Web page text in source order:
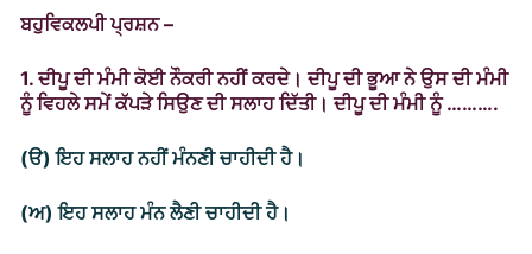
ਬਹੁਵਿਕਲਪੀ ਪ੍ਰਸ਼ਨ –
1. ਦੀਪੂ ਦੀ ਮੰਮੀ ਕੋਈ ਨੌਕਰੀ ਨਹੀਂ ਕਰਦੇ। ਦੀਪੂ ਦੀ ਭੂਆ ਨੇ ਉਸ ਦੀ ਮੰਮੀ
ਨੂੰ ਵਿਹਲੇ ਸਮੇਂ ਕੱਪੜੇ ਸਿਉਣ ਦੀ ਸਲਾਹ ਦਿੱਤੀ। ਦੀਪੂ ਦੀ ਮੰਮੀ ਨੂੰ ……….
(ੳ) ਇਹ ਸਲਾਹ ਨਹੀਂ ਮੰਨਣੀ ਚਾਹੀਦੀ ਹੈ।
(ਅ) ਇਹ ਸਲਾਹ ਮੰਨ ਲੈਣੀ ਚਾਹੀਦੀ ਹੈ।